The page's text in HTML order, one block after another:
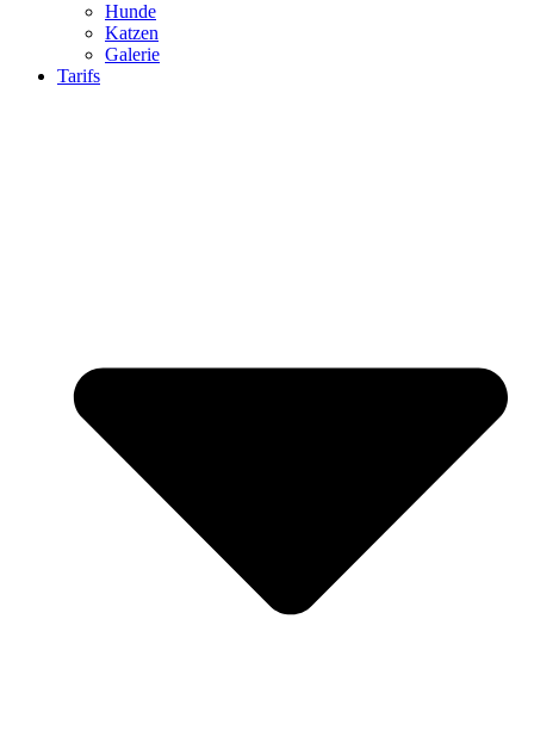
Hunde
Katzen
Galerie
Tarifs